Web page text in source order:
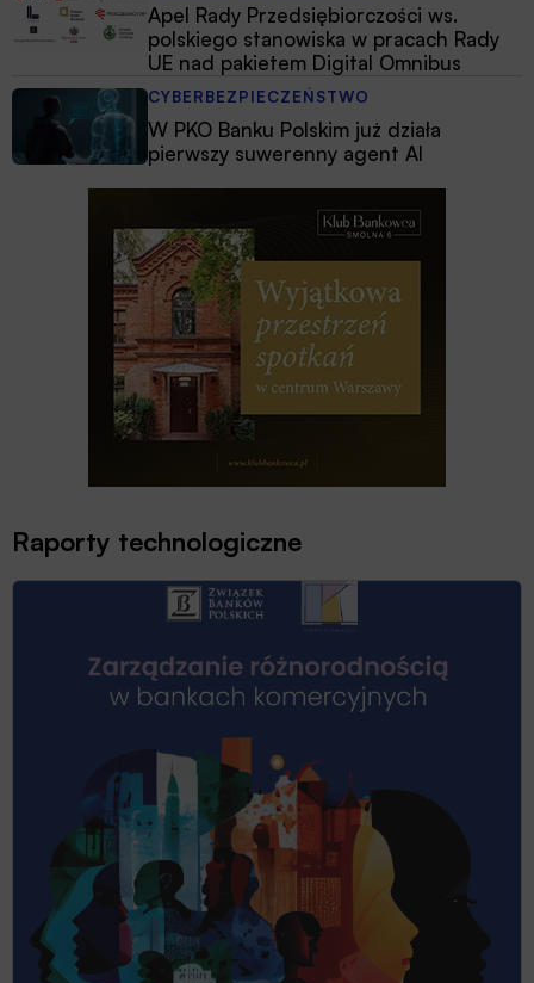
Apel Rady Przedsiębiorczości ws.
polskiego stanowiska w pracach Rady
UE nad pakietem Digital Omnibus
CYBERBEZPIECZEŃSTWO
W PKO Banku Polskim już działa
pierwszy suwerenny agent AI
Raporty technologiczne